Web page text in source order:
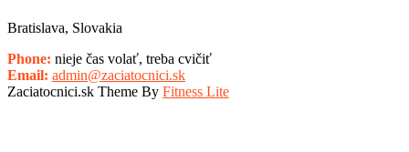
Bratislava, Slovakia
Phone: nieje čas volať, treba cvičiť
Email: admin@zaciatocnici.sk
Zaciatocnici.sk Theme By Fitness Lite